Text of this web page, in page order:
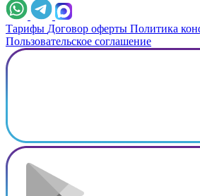
Тарифы Договор оферты Политика
Пользовательское соглашение